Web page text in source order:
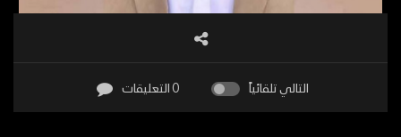
التالي تلقائياً 0 التعليقات